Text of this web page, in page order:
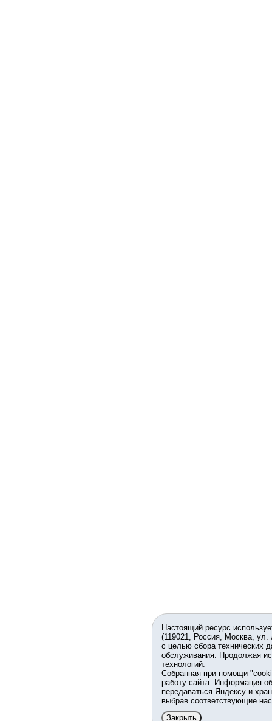
Настоящий ресурс
(119021, Россия, Москва,
с целью сбора технических
обслуживания. Продолжая
технологий.
Собранная при помощи
работу сайта. Информация
передаваться Яндексу и
выбрав соответствующие
Закрыть